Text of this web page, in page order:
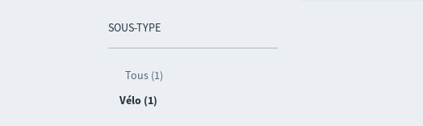
SOUS-TYPE
Tous (1)
Vélo (1)